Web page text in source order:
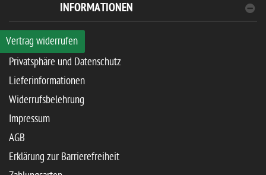
INFORMATIONEN
Vertrag widerrufen
Privatsphäre und Datenschutz
Lieferinformationen
Widerrufsbelehrung
Impressum
AGB
Erklärung zur Barrierefreiheit